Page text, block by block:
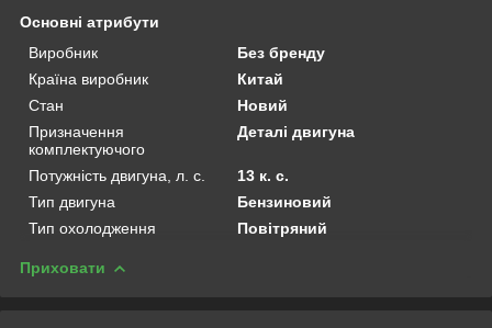
Основні атрибути
Виробник
Без бренду
Країна виробник
Китай
Стан
Новий
Призначення
комплектуючого
Деталі двигуна
Потужність двигуна, л. с.
13 к. с.
Тип двигуна
Бензиновий
Тип охолодження
Повітряний
Приховати